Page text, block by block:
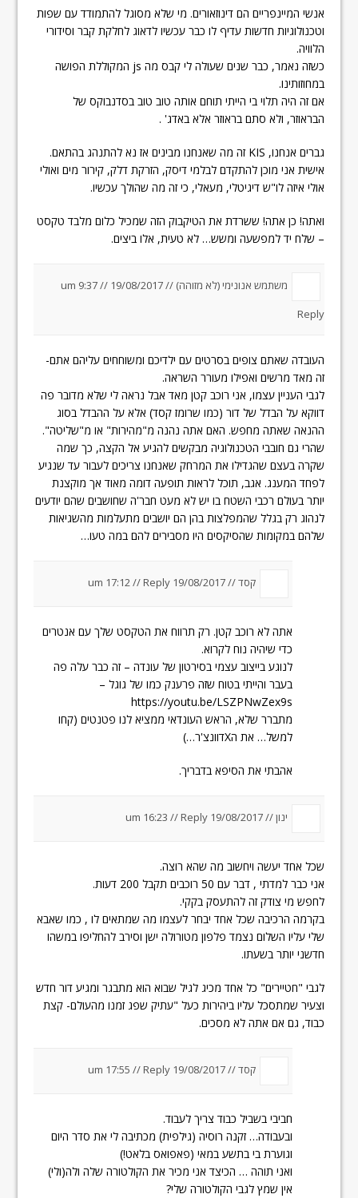
אנשי המיינפריים הם דינוזאורים. מי שלא מסוגל להתמודד עם שפות
וטכנולוגיות חדשות עדיף לו כבר עכשיו לדאוג לחלקת קבר וסידורי
הלוויה.
כשזה נאמר, כבר שנים שעולה לי קבס מה js המקוללת הפושה
במחוזותינו.
אם זה היה תלוי בי הייתי תוחם אותה טוב טוב בסדנבוקס של
הבראוזר, ולא סתם בראוזר אלא באדג' .
גברים אנחנו, KIS זה מה שאנחנו מבינים אז נא להתנהג בהתאם.
אישית אני מוכן להתקדם לבלמי דיסק, הזרקת דלק, קירור מים ואולי
אולי איזה לו"ש דיגיטלי, מעאלי, כי זה מה שהולך עכשיו.
ואתה! כן אתה! ששרדת את הטיקבוק הזה שמכיל כלום מלבד טקסט
– שלח יד למפשעה ומשש… לא טעית, אלו ביצים.
משתמש אנונימי (לא מזוהה) //19/08/2017 um 9:37
//
Reply
העובדה שאתם צופים בסרטים עם ילדיכם ומשוחחים עליהם אתם-
זה מאד מרשים ואפילו מעורר השראה.
לגבי העניין עצמו, אני רוכב קטן מאד אבל נראה לי שלא מדובר פה
דווקא על הבדל של דור (כמו שרומז קסד) אלא על ההבדל בסוג
ההנאה שאתה מחפש. האם אתה נהנה מ"מהירות" או מ"שליטה".
שהרי גם חובבי הטכנולוגיה מבקשים להגיע אל הקצה, כך שמה
שקרה בעצם שהגדילו את המרחק שאנחנו צריכים לעבור עד שנגיע
לפחד המענג. אגב, תוכל לראות תופעה דומה מאוד אך מוקצנת
יותר בעולם רכבי השטח בו יש לא מעט חבר'ה שחושבים שהם יודעים
לנהוג רק בגלל שהמפלצות בהן הם יושבים מתעלמות מהשגיאות
שלהם במקומות שהסיקסים היו מסבירים להם במה טעו…
קסד //19/08/2017 um 17:12
//Reply
אתה לא רוכב קטן. רק תרווח את הטקסט שלך עם אנטרים
כדי שיהיה נוח לקרוא.
לנוגע בייצוב עצמי בסירטון של עונדה – זה כבר עלה פה
בעבר והייתי בטוח שזה פרענק כמו של גוגל –
https://youtu.be/LSZPNwZex9s
מתברר שלא, הראש העונדאי ממציא לנו פטנטים (קחו
למשל… את הXדוונצ'ר…)
אהבתי את הסיפא בדבריך.
ינון //19/08/2017 um 16:23
//Reply
שכל אחד יעשה ויחשוב מה שהא רוצה.
אני כבר למדתי , דבר עם 50 רוכבים תקבל 200 דעות.
לחפש מי צודק זה להתעסק בקקי.
בקרמה הרכיבה שכל אחד יבחר לעצמו מה שמתאים לו , כמו שאבא
שלי עליו השלום נצמד פלפון מטורולה ישן וסירב להחליפו במשהו
חדשני יותר בשעתו.
לגבי "חטיירים" כל אחד מכיג לגיל שבוא הוא מתבגר ומגיע דור חדש
וצעיר שמתסכל עליו ביהירות כעל "עתיק שפג זמנו מהעולם- קצת
כבוד, גם אם אתה לא מסכים.
קסד //19/08/2017 um 17:55
//Reply
חביבי בשביל כבוד צריך לעבוד.
ובעבודה… זקנה רוסיה (גילפית) מכתיבה לי את סדר היום
וגוערת בי בתשע במאי (פאפואס בלאט!)
ואני תוהה … הכיצד אני מכיר את הקולטורה שלה ולה(ולי)
אין שמץ לגבי הקולטורה שלי?